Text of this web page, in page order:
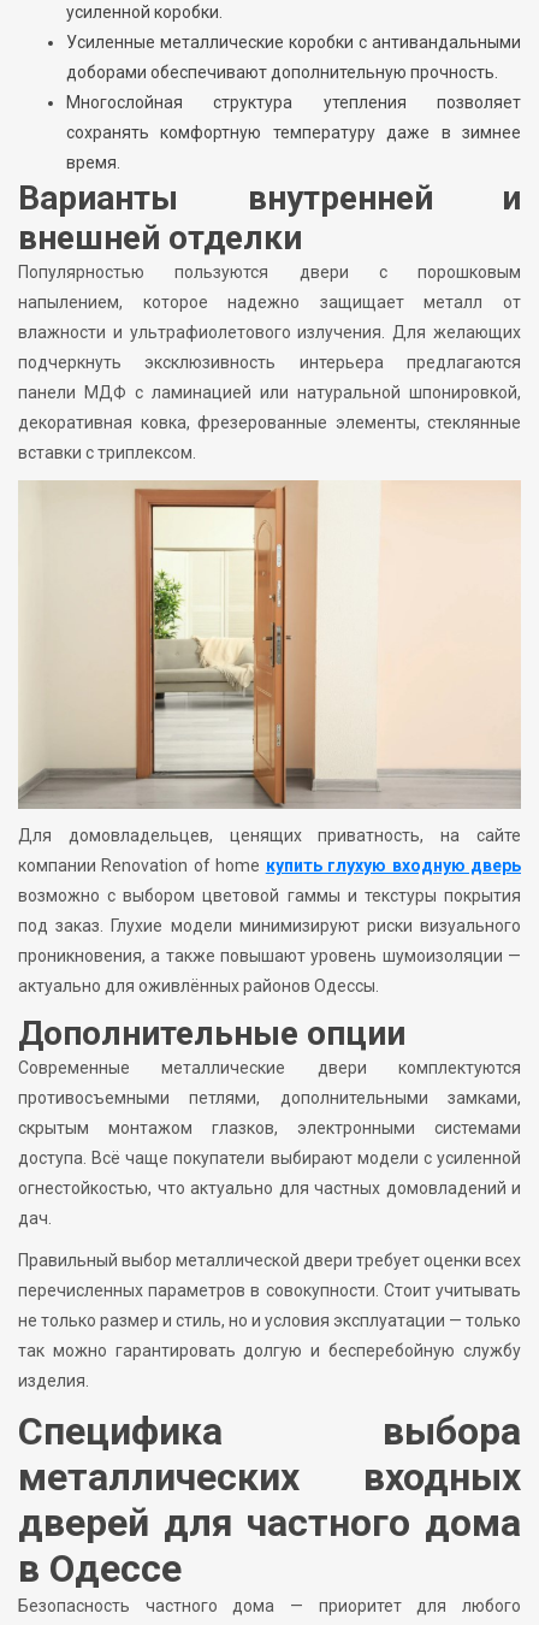
усиленной коробки.
Усиленные металлические коробки с антивандальными
доборами обеспечивают дополнительную прочность.
Многослойная структура утепления позволяет
сохранять комфортную температуру даже в зимнее
время.
Варианты внутренней и
внешней отделки
Популярностью пользуются двери с порошковым
напылением, которое надежно защищает металл от
влажности и ультрафиолетового излучения. Для желающих
подчеркнуть эксклюзивность интерьера предлагаются
панели МДФ с ламинацией или натуральной шпонировкой,
декоративная ковка, фрезерованные элементы, стеклянные
вставки с триплексом.
Для домовладельцев, ценящих приватность, на сайте
компании Renovation of home купить глухую входную дверь
возможно с выбором цветовой гаммы и текстуры покрытия
под заказ. Глухие модели минимизируют риски визуального
проникновения, а также повышают уровень шумоизоляции —
актуально для оживлённых районов Одессы.
Дополнительные опции
Современные металлические двери комплектуются
противосъемными петлями, дополнительными замками,
скрытым монтажом глазков, электронными системами
доступа. Всё чаще покупатели выбирают модели с усиленной
огнестойкостью, что актуально для частных домовладений и
дач.
Правильный выбор металлической двери требует оценки всех
перечисленных параметров в совокупности. Стоит учитывать
не только размер и стиль, но и условия эксплуатации — только
так можно гарантировать долгую и бесперебойную службу
изделия.
Специфика выбора
металлических входных
дверей для частного дома
в Одессе
Безопасность частного дома — приоритет для любого